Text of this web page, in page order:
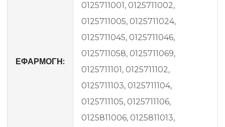
ΕΦΑΡΜΟΓΗ:
0125711001, 0125711002,
0125711005, 0125711024,
0125711045, 0125711046,
0125711058, 0125711069,
0125711101, 0125711102,
0125711103, 0125711104,
0125711105, 0125711106,
0125811006, 0125811013,